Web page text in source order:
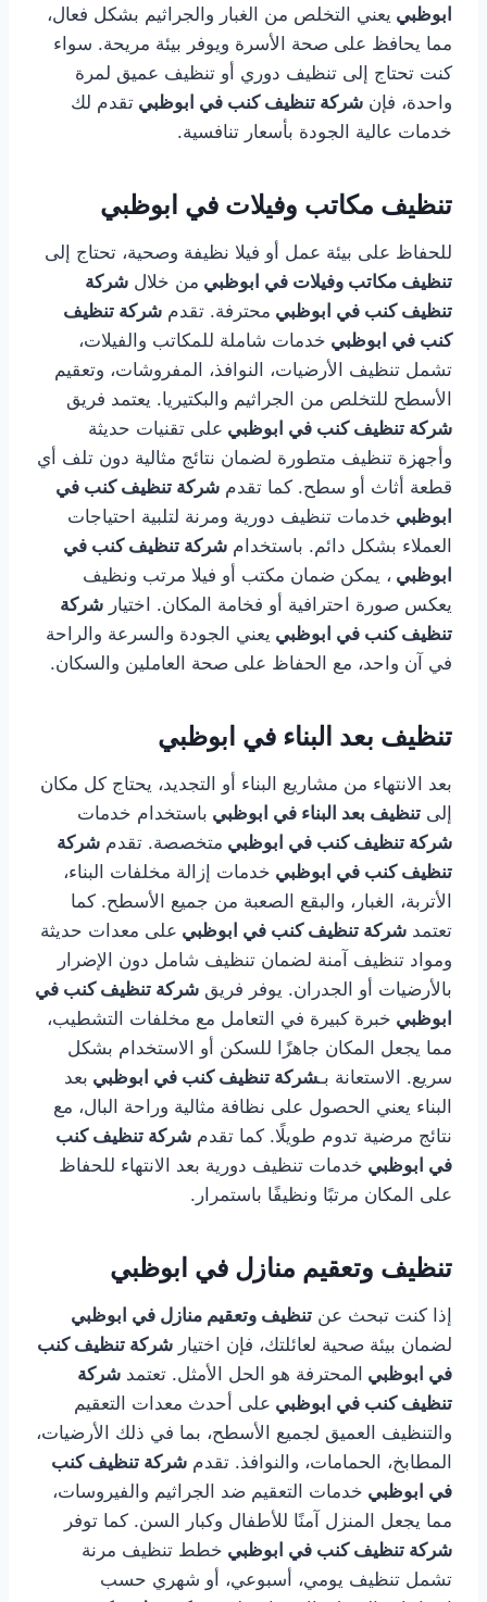
ابوظبي يعني التخلص من الغبار والجراثيم بشكل فعال،
مما يحافظ على صحة الأسرة ويوفر بيئة مريحة. سواء
كنت تحتاج إلى تنظيف دوري أو تنظيف عميق لمرة
واحدة، فإن شركة تنظيف كنب في ابوظبي تقدم لك
خدمات عالية الجودة بأسعار تنافسية.
تنظيف مكاتب وفيلات في ابوظبي
للحفاظ على بيئة عمل أو فيلا نظيفة وصحية، تحتاج إلى
تنظيف مكاتب وفيلات في ابوظبي من خلال شركة
تنظيف كنب في ابوظبي محترفة. تقدم شركة تنظيف
كنب في ابوظبي خدمات شاملة للمكاتب والفيلات،
تشمل تنظيف الأرضيات، النوافذ، المفروشات، وتعقيم
الأسطح للتخلص من الجراثيم والبكتيريا. يعتمد فريق
شركة تنظيف كنب في ابوظبي على تقنيات حديثة
وأجهزة تنظيف متطورة لضمان نتائج مثالية دون تلف أي
قطعة أثاث أو سطح. كما تقدم شركة تنظيف كنب في
ابوظبي خدمات تنظيف دورية ومرنة لتلبية احتياجات
العملاء بشكل دائم. باستخدام شركة تنظيف كنب في
ابوظبي ، يمكن ضمان مكتب أو فيلا مرتب ونظيف
يعكس صورة احترافية أو فخامة المكان. اختيار شركة
تنظيف كنب في ابوظبي يعني الجودة والسرعة والراحة
في آن واحد، مع الحفاظ على صحة العاملين والسكان.
تنظيف بعد البناء في ابوظبي
بعد الانتهاء من مشاريع البناء أو التجديد، يحتاج كل مكان
إلى تنظيف بعد البناء في ابوظبي باستخدام خدمات
شركة تنظيف كنب في ابوظبي متخصصة. تقدم شركة
تنظيف كنب في ابوظبي خدمات إزالة مخلفات البناء،
الأتربة، الغبار، والبقع الصعبة من جميع الأسطح. كما
تعتمد شركة تنظيف كنب في ابوظبي على معدات حديثة
ومواد تنظيف آمنة لضمان تنظيف شامل دون الإضرار
بالأرضيات أو الجدران. يوفر فريق شركة تنظيف كنب في
ابوظبي خبرة كبيرة في التعامل مع مخلفات التشطيب،
مما يجعل المكان جاهزًا للسكن أو الاستخدام بشكل
سريع. الاستعانة بـشركة تنظيف كنب في ابوظبي بعد
البناء يعني الحصول على نظافة مثالية وراحة البال، مع
نتائج مرضية تدوم طويلًا. كما تقدم شركة تنظيف كنب
في ابوظبي خدمات تنظيف دورية بعد الانتهاء للحفاظ
على المكان مرتبًا ونظيفًا باستمرار.
تنظيف وتعقيم منازل في ابوظبي
إذا كنت تبحث عن تنظيف وتعقيم منازل في ابوظبي
لضمان بيئة صحية لعائلتك، فإن اختيار شركة تنظيف كنب
في ابوظبي المحترفة هو الحل الأمثل. تعتمد شركة
تنظيف كنب في ابوظبي على أحدث معدات التعقيم
والتنظيف العميق لجميع الأسطح، بما في ذلك الأرضيات،
المطابخ، الحمامات، والنوافذ. تقدم شركة تنظيف كنب
في ابوظبي خدمات التعقيم ضد الجراثيم والفيروسات،
مما يجعل المنزل آمنًا للأطفال وكبار السن. كما توفر
شركة تنظيف كنب في ابوظبي خطط تنظيف مرنة
تشمل تنظيف يومي، أسبوعي، أو شهري حسب